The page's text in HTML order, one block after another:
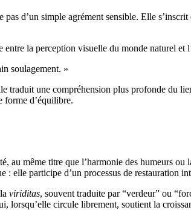
d’un simple agrément sensible. Elle
la perception visuelle du monde naturel et
soulagement. »
traduit une compréhension plus profonde du
forme d’équilibre.
au même titre que l’harmonie des humeurs ou
elle participe d’un processus de restauration
viriditas, souvent traduite par “verdeur” ou
lorsqu’elle circule librement, soutient la